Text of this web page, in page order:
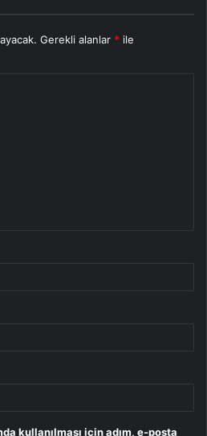
Gerekli alanlar * ile
kullanılması için adım, e-posta